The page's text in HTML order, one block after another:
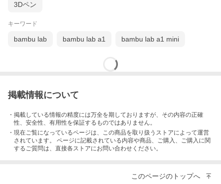
3Dペン
キーワード
bambu lab bambu lab a1 bambu lab a1 mini
掲載情報について
・掲載している情報の精度には万全を期しておりますが、その内容の正確
性、安全性、有用性を保証するものではありません。
・現在ご覧になっているページは、この商品を取り扱うストアによって運営
されています。 ページに記載されている内容や商品、ご購入 、ご購入に関
するご質問は、直接各ストアにお問い合わせください。
このページのトップへ